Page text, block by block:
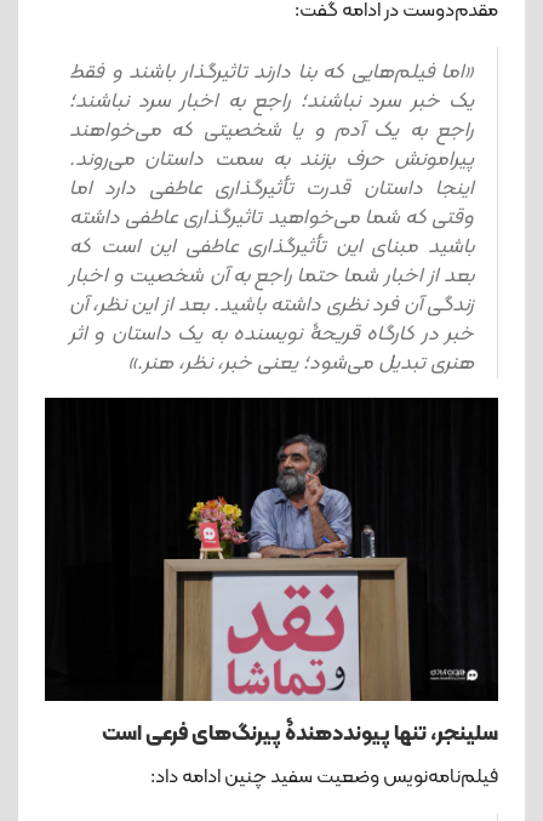
مقدم‌دوست در ادامه گفت:
«اما فیلم‌هایی که بنا دارند تاثیرگذار باشند و فقط
یک خبر سرد نباشند؛ راجع به اخبار سرد نباشند؛
راجع به یک آدم و یا شخصیتی که می‌خواهند
پیرامونش حرف بزنند به سمت داستان می‌روند.
اینجا داستان قدرت تأثیرگذاری عاطفی دارد اما
وقتی که شما می‌خواهید تاثیرگذاری عاطفی داشته
باشید مبنای این تأثیرگذاری عاطفی این است که
بعد از اخبار شما حتما راجع به آن شخصیت و اخبار
زندگی آن فرد نظری داشته باشید. بعد از این نظر، آن
خبر در کارگاه قریحۀ نویسنده به یک داستان و اثر
هنری تبدیل می‌شود؛ یعنی خبر، نظر، هنر.»
سلینجر، تنها پیوند‌دهندۀ پیرنگ‌های فرعی است
فیلم‌نامه‌نویس وضعیت سفید چنین ادامه داد: